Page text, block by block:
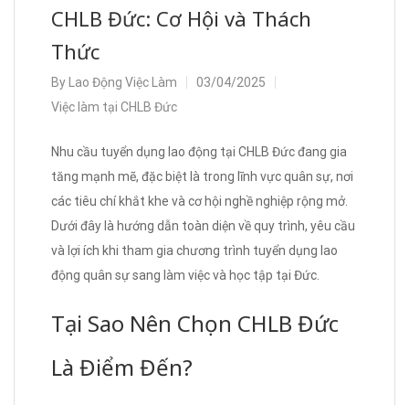
CHLB Đức: Cơ Hội và Thách
Thức
By Lao Động Việc Làm
03/04/2025
Việc làm tại CHLB Đức
Nhu cầu tuyển dụng lao động tại CHLB Đức đang gia
tăng mạnh mẽ, đặc biệt là trong lĩnh vực quân sự, nơi
các tiêu chí khắt khe và cơ hội nghề nghiệp rộng mở.
Dưới đây là hướng dẫn toàn diện về quy trình, yêu cầu
và lợi ích khi tham gia chương trình tuyển dụng lao
động quân sự sang làm việc và học tập tại Đức.
Tại Sao Nên Chọn CHLB Đức
Là Điểm Đến?